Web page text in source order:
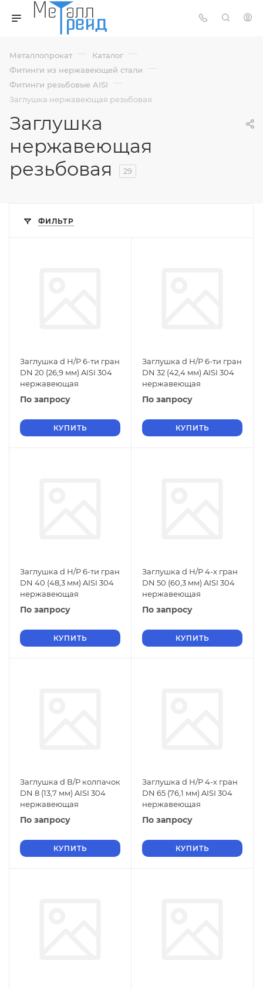
Металлопрокат — Каталог —
Фитинги из нержавеющей стали —
Фитинги резьбовые AISI —
Заглушка нержавеющая резьбовая
Заглушка
нержавеющая
резьбовая
29
ФИЛЬТР
Заглушка d Н/Р 6-ти гран
DN 20 (26,9 мм) AISI 304
нержавеющая
По запросу
КУПИТЬ
Заглушка d Н/Р 6-ти гран
DN 32 (42,4 мм) AISI 304
нержавеющая
По запросу
КУПИТЬ
Заглушка d Н/Р 6-ти гран
DN 40 (48,3 мм) AISI 304
нержавеющая
По запросу
КУПИТЬ
Заглушка d Н/Р 4-х гран
DN 50 (60,3 мм) AISI 304
нержавеющая
По запросу
КУПИТЬ
Заглушка d В/Р колпачок
DN 8 (13,7 мм) AISI 304
нержавеющая
По запросу
КУПИТЬ
Заглушка d Н/Р 4-х гран
DN 65 (76,1 мм) AISI 304
нержавеющая
По запросу
КУПИТЬ